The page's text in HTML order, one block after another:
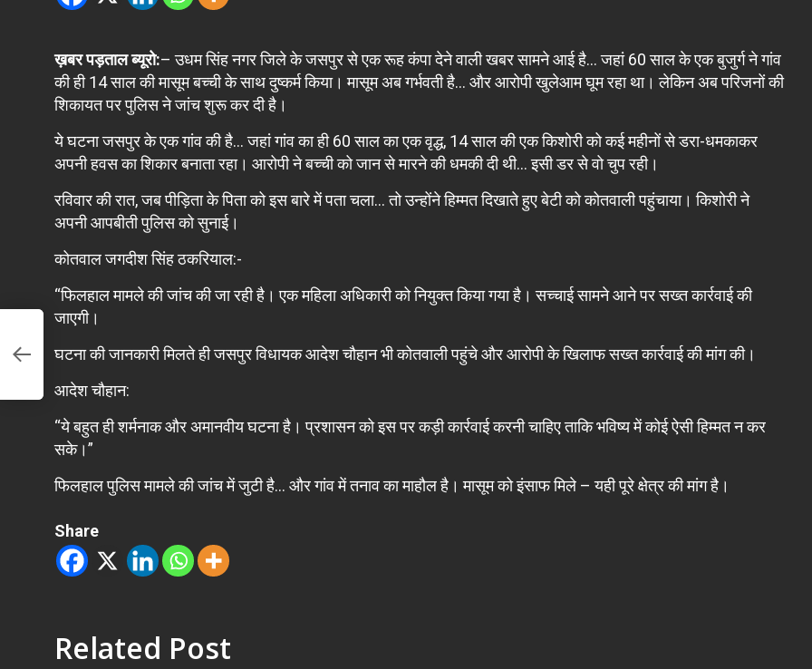
ख़बर पड़ताल ब्यूरो:– उधम सिंह नगर जिले के जसपुर से एक रूह कंपा देने वाली खबर सामने आई है… जहां 60 साल के एक बुजुर्ग ने गांव
की ही 14 साल की मासूम बच्ची के साथ दुष्कर्म किया। मासूम अब गर्भवती है… और आरोपी खुलेआम घूम रहा था। लेकिन अब परिजनों की
शिकायत पर पुलिस ने जांच शुरू कर दी है।
ये घटना जसपुर के एक गांव की है… जहां गांव का ही 60 साल का एक वृद्ध, 14 साल की एक किशोरी को कई महीनों से डरा-धमकाकर
अपनी हवस का शिकार बनाता रहा। आरोपी ने बच्ची को जान से मारने की धमकी दी थी… इसी डर से वो चुप रही।
रविवार की रात, जब पीड़िता के पिता को इस बारे में पता चला… तो उन्होंने हिम्मत दिखाते हुए बेटी को कोतवाली पहुंचाया। किशोरी ने
अपनी आपबीती पुलिस को सुनाई।
कोतवाल जगदीश सिंह ठकरियाल:-
“फिलहाल मामले की जांच की जा रही है। एक महिला अधिकारी को नियुक्त किया गया है। सच्चाई सामने आने पर सख्त कार्रवाई की
जाएगी।
घटना की जानकारी मिलते ही जसपुर विधायक आदेश चौहान भी कोतवाली पहुंचे और आरोपी के खिलाफ सख्त कार्रवाई की मांग की।
आदेश चौहान:
“ये बहुत ही शर्मनाक और अमानवीय घटना है। प्रशासन को इस पर कड़ी कार्रवाई करनी चाहिए ताकि भविष्य में कोई ऐसी हिम्मत न कर
सके।”
फिलहाल पुलिस मामले की जांच में जुटी है… और गांव में तनाव का माहौल है। मासूम को इंसाफ मिले – यही पूरे क्षेत्र की मांग है।
Share
Related Post